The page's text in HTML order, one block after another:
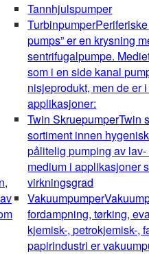
Tannhjulspumper
Turbinpumper
pumps” er en krysning
sentrifugalpumpe.
som i en side kanal
nisjeprodukt, men de er
applikasjoner:
Twin SkruepumperTwin
sortiment innen
pålitelig pumping av
medium i applikasjoner
virkningsgrad
Vakuumpumper
fordampning, tørking,
kjemisk-, petrokjemisk-,
papirindustri er